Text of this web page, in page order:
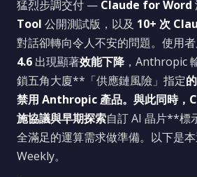
猛烈步調交付 — Claude for Word
Tool 公開測試版，以及 10+ 次
對話卻轉向令人不安的問題。使用
4.6 出現顯著效能下降 ，Anthropic
鎖五角大廈**「供應鏈風險」指定
禁用 Anthropic 產品。與此同時，
施協議與早期探索自訂 AI 晶片**標
全滿足的運算需求做準備。以下是
Weekly。